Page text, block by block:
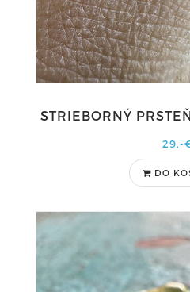
STRIEBORNÝ
29,-
DO